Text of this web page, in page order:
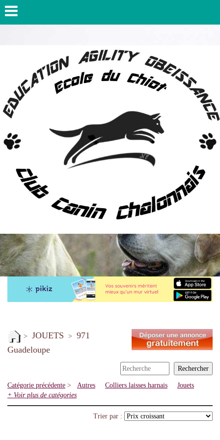
?
> JOUETS >
971
Guadeloupe
Catégorie précédente > Autres Colliers laisses harnais
Jouets
+ Voir plus de catégories
Trier par :